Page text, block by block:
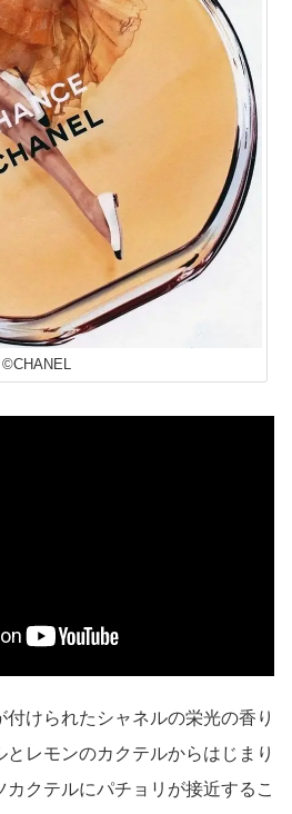
©CHANEL
付けられたシャネルの栄光の香り
レモンのカクテルからはじまり
カクテルにパチョリが接近するこ